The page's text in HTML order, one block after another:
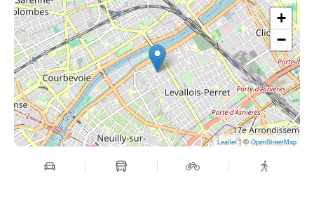
+
−
Leaflet| ©OpenStreetMap